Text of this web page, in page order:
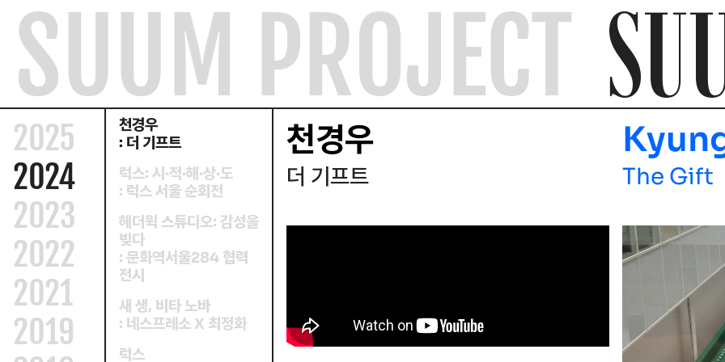
컨텐츠로
건너뛰기
SUUM PROJECT
2025
2024
2023
2022
2021
2019
:과거와 미래를 잇는
상징적 기호들
판타스틱 오디너리
: 2025
경주 에이펙
정상회담 특별기획전
천경우
: 더 기프트
럭스: 시·적·해·상·도
: 럭스 서울 순회전
헤더윅 스튜디오: 감성을
빚다
: 문화역서울284 협력
전시
새 생, 비타 노바
: 네스프레소 X 최정화
럭스
천경우
더 기프트 The Gift